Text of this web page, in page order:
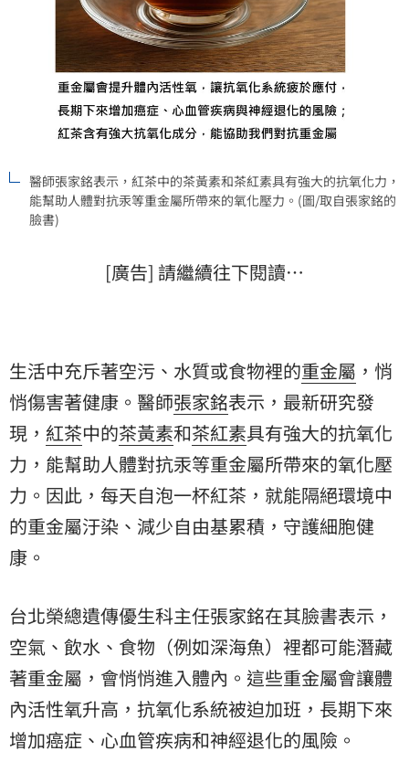
醫師張家銘表示，紅茶中的茶黃素和茶紅素具有強大的抗氧化力，
能幫助人體對抗汞等重金屬所帶來的氧化壓力。(圖/取自張家銘的
臉書)
[廣告] 請繼續往下閱讀…
生活中充斥著空污、水質或食物裡的重金屬 ，悄
悄傷害著健康。醫師張家銘表示，最新研究發
現， 紅茶中的茶黃素和茶紅素具有強大的抗氧化
力，能幫助人體對抗汞等重金屬所帶來的氧化壓
力。因此，每天自泡一杯紅茶，就能隔絕環境中
的重金屬汙染、減少自由基累積，守護細胞健
康。
台北榮總遺傳優生科主任張家銘在其臉書表示，
空氣、飲水、食物（例如深海魚）裡都可能潛藏
著重金屬，會悄悄進入體內。這些重金屬會讓體
內活性氧升高，抗氧化系統被迫加班，長期下來
增加癌症、心血管疾病和神經退化的風險。